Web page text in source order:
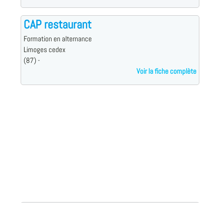
CAP restaurant
Formation en alternance
Limoges cedex
(87) -
Voir la fiche complète